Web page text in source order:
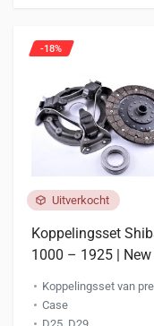
Uitverkocht
-18%
Koppelingsset
1000 – 1925 |
Koppelingsset van
Case